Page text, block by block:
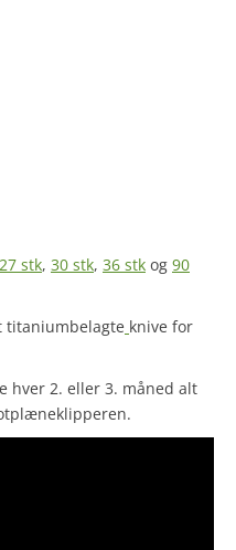
27 stk, 30 stk, 36 stk og 90
titaniumbelagte knive for
hver 2. eller 3. måned alt